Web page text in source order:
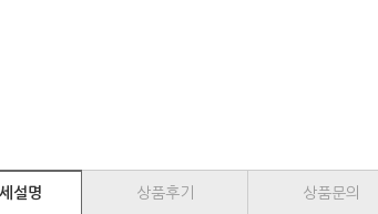
설명 상품후기 상품문의